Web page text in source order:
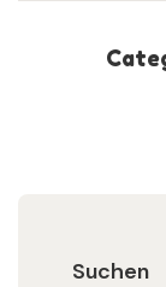
Suchen